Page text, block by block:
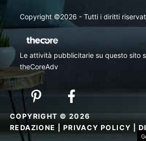
Copyright ©2026 - Tutti i diritti
Le attività pubblicitarie su questo sito
theCoreAdv
COPYRIGHT © 2026
REDAZIONE
PRIVACY POLICY